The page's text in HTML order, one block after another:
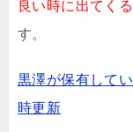
良い時に出てく
す。
黒澤が保有して
時更新